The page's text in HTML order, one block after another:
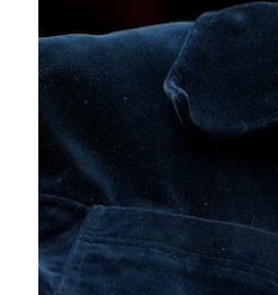
PODCAST
NEWSLETTER
I MIEI PREFERITI